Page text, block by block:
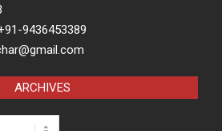
9436453389
ARCHIVES